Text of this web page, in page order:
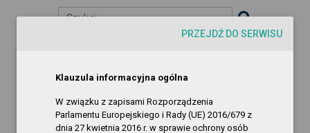
Szukaj
Biuletyn Informacji Publicznej
Gryfiński Dom Kultury
PRZEJDŹ DO SERWISU
Klauzula informacyjna ogólna
W związku z zapisami Rozporządzenia
Parlamentu Europejskiego i Rady (UE) 2016/679 z
dnia 27 kwietnia 2016 r. w sprawie ochrony osób